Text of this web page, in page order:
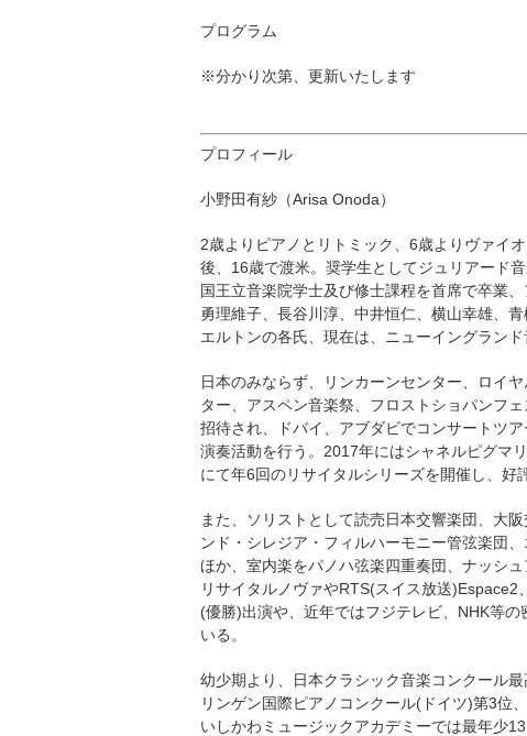
プログラム
※分かり次第、更新いたします
プロフィール
小野田有紗（Arisa Onoda）
2歳よりピアノとリトミック、6歳よりヴァイ
後、16歳で渡米。奨学生としてジュリアード
国王立音楽院学士及び修士課程を首席で卒業
勇理維子、長谷川淳、中井恒仁、横山幸雄、
エルトンの各氏、現在は、ニューイングラン
日本のみならず、リンカーンセンター、ロイ
ター、アスペン音楽祭、フロストショパンフ
招待され、ドバイ、アブダビでコンサートツ
演奏活動を行う。2017年にはシャネルピグマ
にて年6回のリサイタルシリーズを開催し、好
また、ソリストとして読売日本交響楽団、大
ンド・シレジア・フィルハーモニー管弦楽団
ほか、室内楽をパノハ弦楽四重奏団、ナッシ
リサイタルノヴァやRTS(スイス放送
(優勝)出演や、近年ではフジテレビ、NHK等
いる。
幼少期より、日本クラシック音楽コンクール
リンゲン国際ピアノコンクール(ドイツ)第3位
いしかわミュージックアカデミーでは最年少